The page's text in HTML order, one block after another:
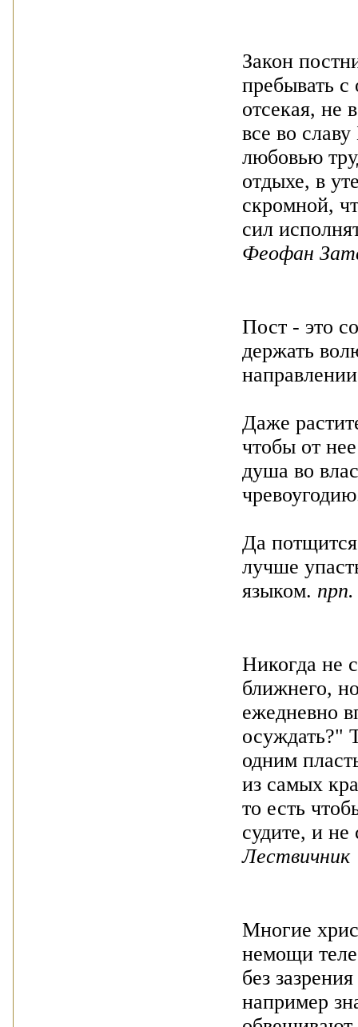
Закон
пребывать с
отсекая, не
все во
любовью
отдыхе, в
скромной,
сил
Феофан
Пост - это
держать
Даже
чтобы от
душа во
Да
лучше
языком.
Никогда не
ближнего,
ежедневно
осуждать?"
одним
из самых
то есть
судите, и
Лествичник
Многие
немощи
без
например